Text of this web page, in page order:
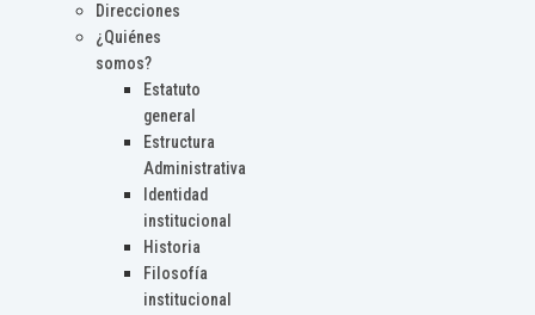
Direcciones
¿Quiénes
somos?
Estatuto
general
Estructura
Administrativa
Identidad
institucional
Historia
Filosofía
institucional